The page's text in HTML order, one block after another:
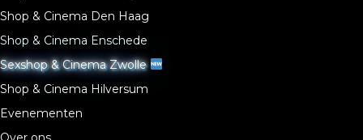
Shop & Cinema Den Haag
Shop & Cinema Enschede
Sexshop & Cinema Zwolle
Shop & Cinema Hilversum
Evenementen